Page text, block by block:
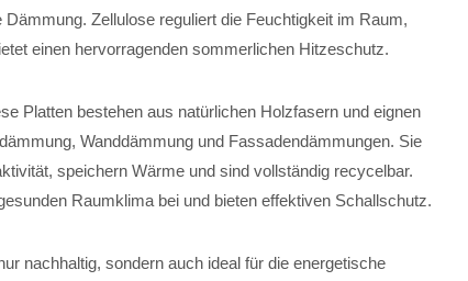
Zellulose reguliert die Feuchtigkeit im Raum,
einen hervorragenden sommerlichen Hitzeschutz.
Platten bestehen aus natürlichen Holzfasern und eignen
Wanddämmung und Fassadendämmungen. Sie
speichern Wärme und sind vollständig recycelbar.
Raumklima bei und bieten effektiven Schallschutz.
nachhaltig, sondern auch ideal für die energetische